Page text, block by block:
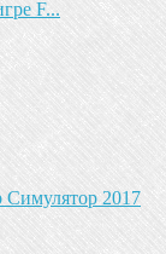
F...
2017